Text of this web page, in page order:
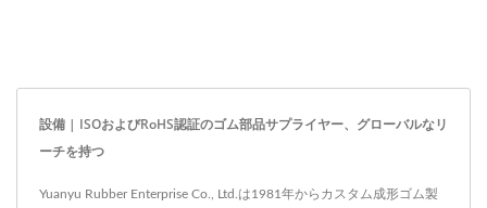
設備 | ISOおよびRoHS認証のゴム部品サプライヤー、グローバルなリ
ーチを持つ
Yuanyu Rubber Enterprise Co., Ltd.は1981年からカスタム成形ゴム製